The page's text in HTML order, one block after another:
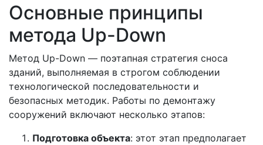
Основные принципы
метода Up-Down
Метод Up-Down — поэтапная стратегия сноса
зданий, выполняемая в строгом соблюдении
технологической последовательности и
безопасных методик. Работы по демонтажу
сооружений включают несколько этапов:
Подготовка объекта: этот этап предполагает